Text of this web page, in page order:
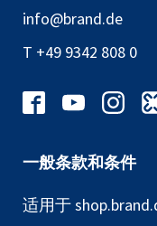
info@brand.de
T +49 9342 808 0
一般条款和条件
适用于